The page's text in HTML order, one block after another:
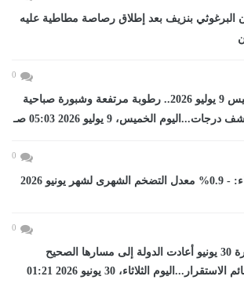
البرغوثي بنزيف بعد إطلاق رصاصة مطاطية عليه
0
طقس الخميس 9 يوليو 2026.. رطوبة مرتفعة وشبورة صباحية
الخميس، 9 يوليو 2026 05:03 صـ
0
يونيو 2026
0
برلماني: ثورة 30 يونيو أعادت الدولة إلى مسارها الصحيح
ورسخت دعائم الاستقرار...اليوم الثلاثاء، 30 يونيو 2026 01:21